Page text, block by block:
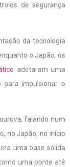
de segurança
da tecnologia
o Japão, os
adotaram uma
para impulsionar o
falando num
no Japão, no início
uma base sólida
uma ponte até